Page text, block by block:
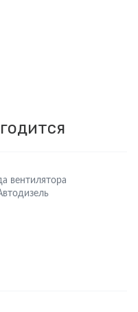
вентилятора